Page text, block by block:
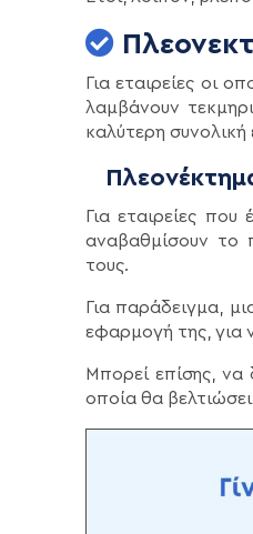
Για εταιρείες οι
λαμβάνουν
καλύτερη συνολική
Για εταιρείες
αναβαθμίσουν το
τους.
Για παράδειγμα,
εφαρμογή της, για
Μπορεί επίσης, να
οποία θα